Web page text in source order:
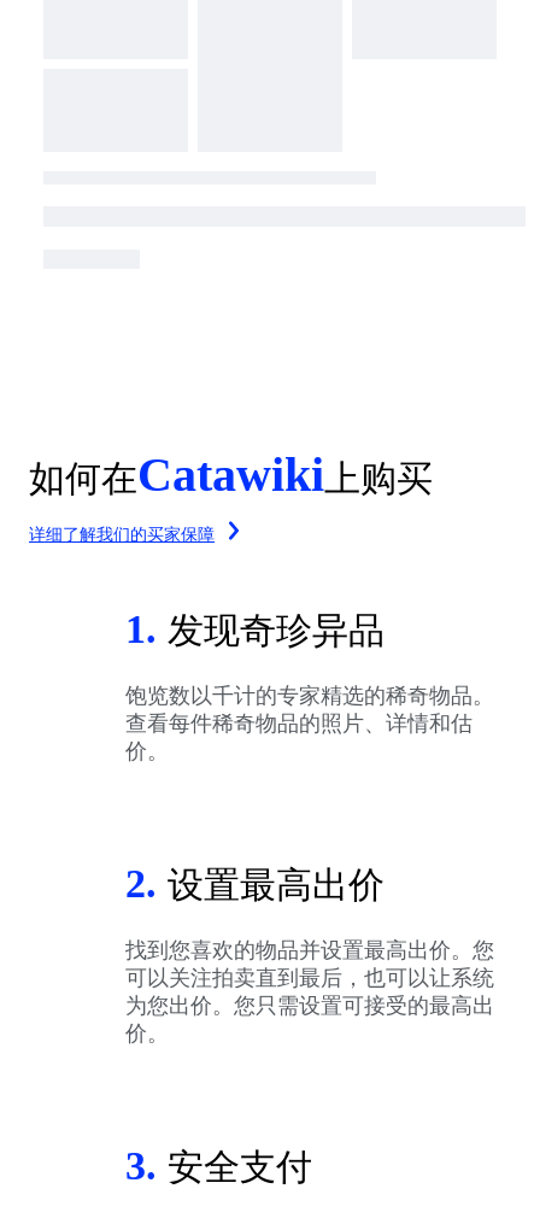
如何在Catawiki 上购买
详细了解我们的买家保障
1. 发现奇珍异品
饱览数以千计的专家精选的稀奇物品。
查看每件稀奇物品的照片、详情和估
价。
2. 设置最高出价
找到您喜欢的物品并设置最高出价。您
可以关注拍卖直到最后，也可以让系统
为您出价。您只需设置可接受的最高出
价。
3. 安全支付